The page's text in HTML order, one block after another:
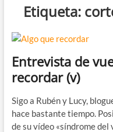
Etiqueta:
Entrevista de
recordar (v)
Sigo a Rubén y Lucy,
hace bastante tiempo.
de su vídeo «síndrome